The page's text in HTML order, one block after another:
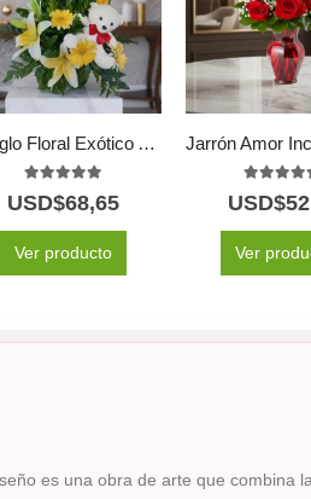
Arreglo Floral Exótico Amaretto
out of 5
USD$68,65
Ver producto
out
USD$
Ver
es una obra de arte que combina